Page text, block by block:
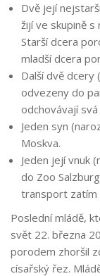
Dvě její
žijí ve skupině s
Starší dcera
mladší dcera
Další dvě
odvezeny do
odchovávají
Jeden syn
Moskva.
Jeden její vnuk
do Zoo
transport zatím
Poslední mládě,
svět 22. března
porodem zhoršil
císařský řez.